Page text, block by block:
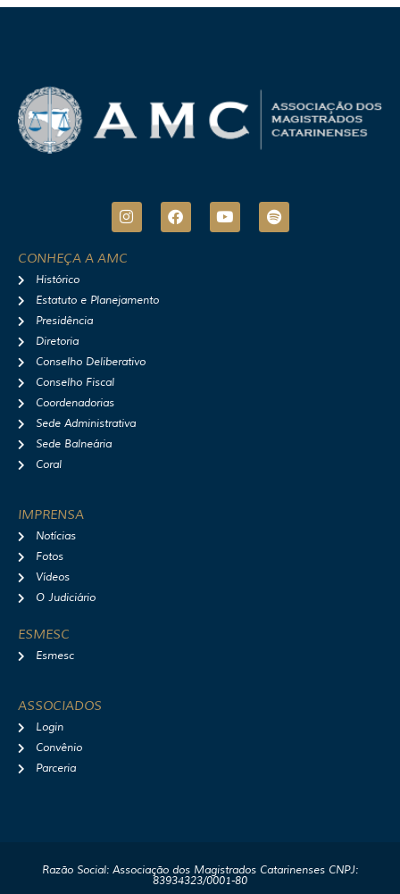
I
n
t
r
F
a
Y
o
S
p
CONHEÇA A AMC
Histórico
Estatuto e Planejamento
Presidência
Diretoria
Conselho Deliberativo
Conselho Fiscal
Coordenadorias
Sede Administrativa
Sede Balneária
Coral
IMPRENSA
Notícias
Fotos
Vídeos
O Judiciário
ESMESC
Esmesc
ASSOCIADOS
Login
Convênio
Parceria
Razão Social: Associação dos Magistrados Catarinenses CNPJ:
83934323/0001-80